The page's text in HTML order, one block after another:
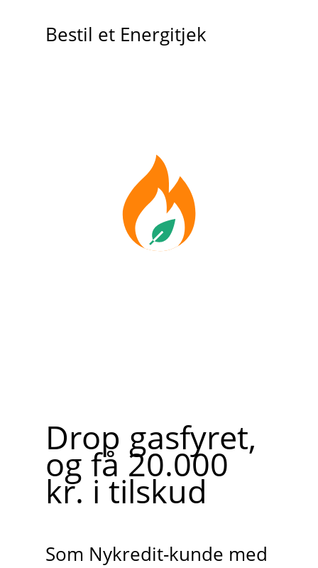
Bestil et Energitjek
Drop gasfyret,
og få 20.000
kr. i tilskud
Som Nykredit-kunde med